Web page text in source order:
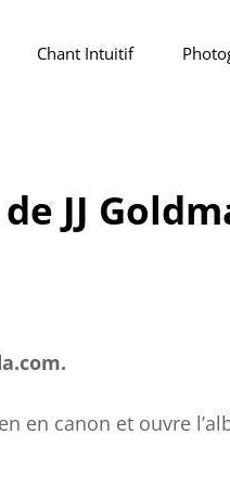
Chant Intuitif
JJ
en canon et ouvre